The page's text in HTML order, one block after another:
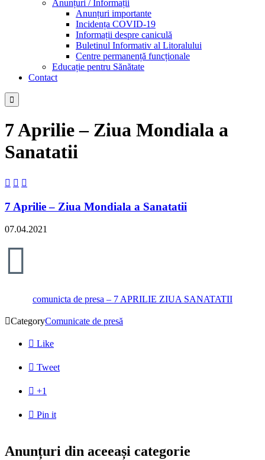
Anunțuri / Informații
Anunțuri importante
Incidența COVID-19
Informații despre caniculă
Buletinul Informativ al Litoralului
Centre permanență funcționale
Educație pentru Sănătate
Contact

7 Aprilie – Ziua Mondiala a
Sanatatii
  
7 Aprilie – Ziua Mondiala a Sanatatii
07.04.2021

comunicta de presa – 7 APRILIE ZIUA SANATATII
CategoryComunicate de presă
 Like
 Tweet
 +1
 Pin it
Anunțuri din aceeași categorie